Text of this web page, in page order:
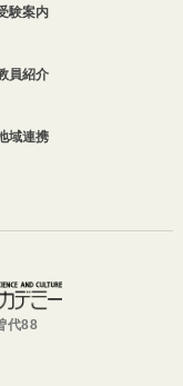
験案内
員紹介
域連携
代88